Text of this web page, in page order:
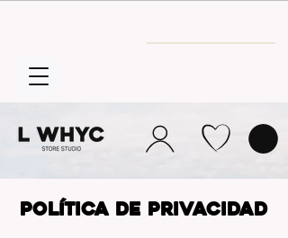
POLÍTICA DE PRIVACIDAD